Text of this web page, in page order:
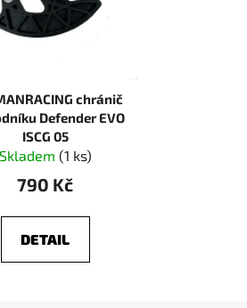
chránič
Defender EVO
ISCG 05
Skladem (1 ks)
790 Kč
DETAIL